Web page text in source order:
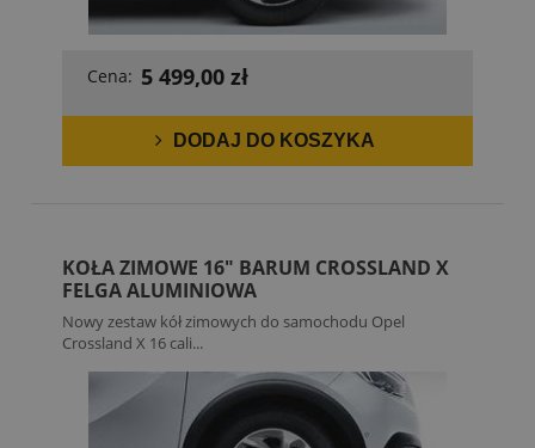
Cena: 5 499,00 zł
DODAJ DO KOSZYKA
KOŁA ZIMOWE 16" BARUM CROSSLAND X
FELGA ALUMINIOWA
Nowy zestaw kół zimowych do samochodu Opel
Crossland X 16 cali...